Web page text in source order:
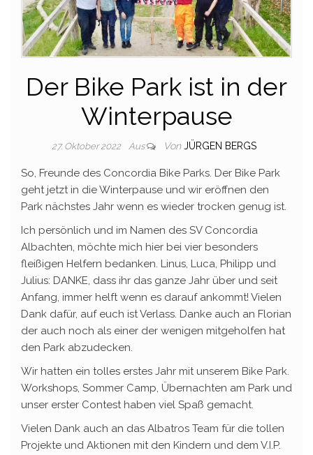
Der Bike Park ist in der
Winterpause
27. Oktober 2022 Aus Von JÜRGEN BERGS
So, Freunde des Concordia Bike Parks. Der Bike Park
geht jetzt in die Winterpause und wir eröffnen den
Park nächstes Jahr wenn es wieder trocken genug ist.
Ich persönlich und im Namen des SV Concordia
Albachten, möchte mich hier bei vier besonders
fleißigen Helfern bedanken. Linus, Luca, Philipp und
Julius: DANKE, dass ihr das ganze Jahr über und seit
Anfang, immer helft wenn es darauf ankommt! Vielen
Dank dafür, auf euch ist Verlass. Danke auch an Florian
der auch noch als einer der wenigen mitgeholfen hat
den Park abzudecken.
Wir hatten ein tolles erstes Jahr mit unserem Bike Park.
Workshops, Sommer Camp, Übernachten am Park und
unser erster Contest haben viel Spaß gemacht.
Vielen Dank auch an das Albatros Team für die tollen
Projekte und Aktionen mit den Kindern und dem V.I.P.